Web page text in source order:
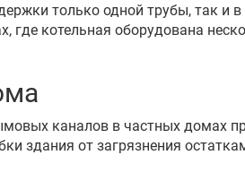
только одной трубы, так
где котельная оборудована
каналов в частных домах
здания от загрязнения